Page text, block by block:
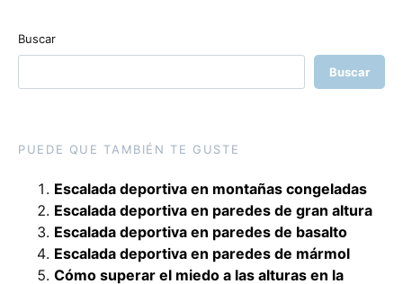
Buscar
Buscar
PUEDE QUE TAMBIÉN TE GUSTE
Escalada deportiva en montañas congeladas
Escalada deportiva en paredes de gran altura
Escalada deportiva en paredes de basalto
Escalada deportiva en paredes de mármol
Cómo superar el miedo a las alturas en la